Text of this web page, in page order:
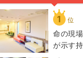
1 位
命の現
が示す